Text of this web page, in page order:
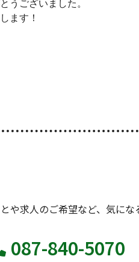
うございました。
ます！
や求人のご希望など、気に
087-840-5070